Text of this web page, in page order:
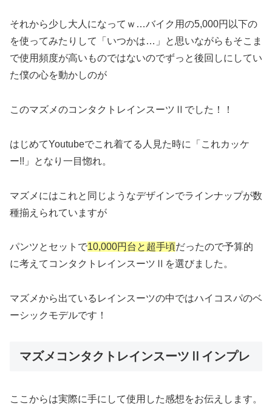
それから少し大人になってｗ…バイク用の5,000円以下の
を使ってみたりして「いつかは…」と思いながらもそこま
で使用頻度が高いものではないのでずっと後回しにしてい
た僕の心を動かしのが
このマズメのコンタクトレインスーツⅡでした！！
はじめてYoutubeでこれ着てる人見た時に「これカッケ
ー!!」となり一目惚れ。
マズメにはこれと同じようなデザインでラインナップが数
種揃えられていますが
パンツとセットで10,000円台と超手頃だったので予算的
に考えてコンタクトレインスーツⅡを選びました。
マズメから出ているレインスーツの中ではハイコスパのベ
ーシックモデルです！
マズメコンタクトレインスーツⅡインプレ
ここからは実際に手にして使用した感想をお伝えします。